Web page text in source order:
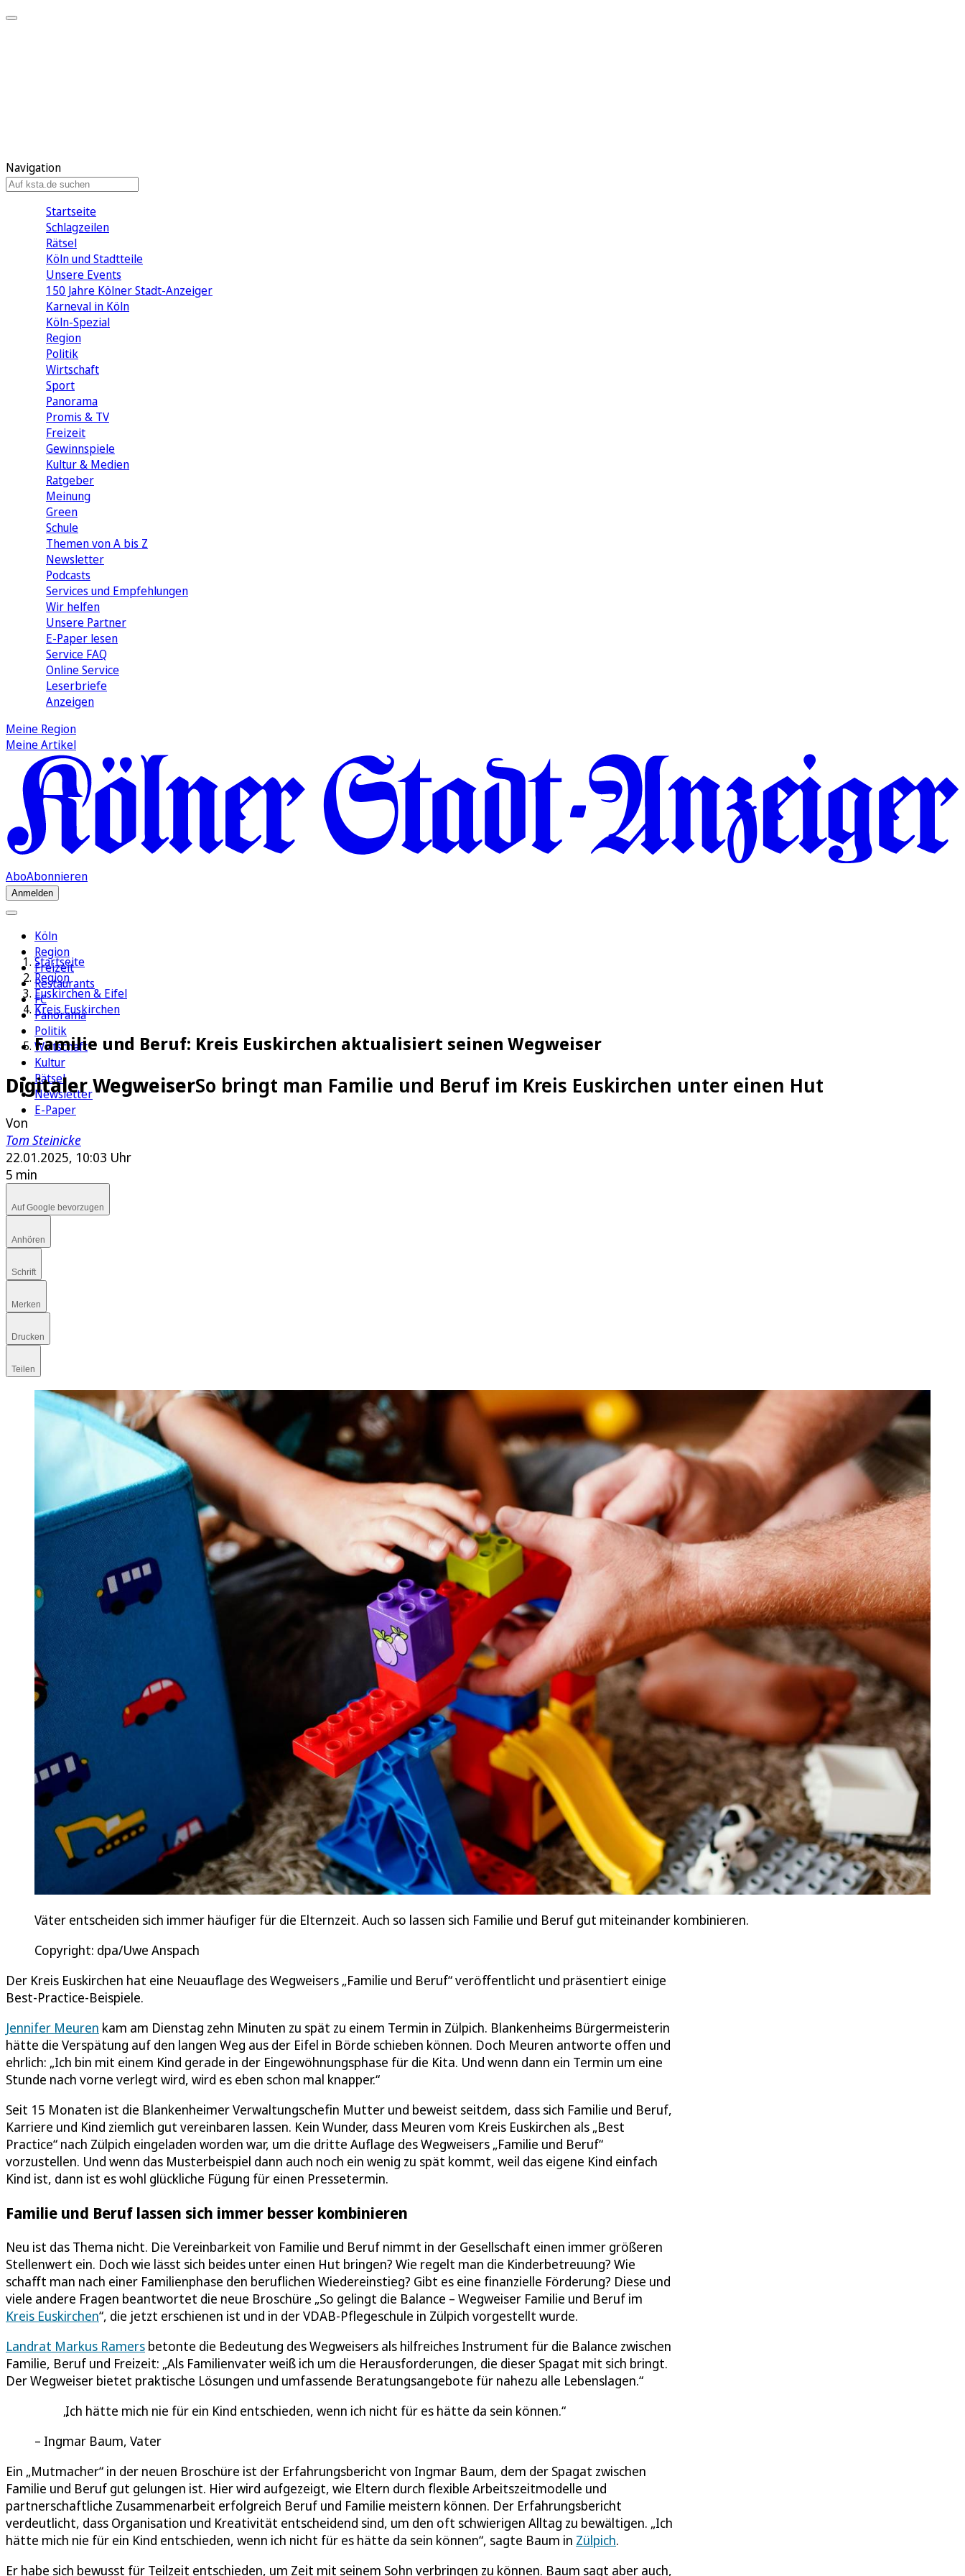
Navigation
Startseite
Schlagzeilen
Rätsel
Köln und Stadtteile
Unsere Events
150 Jahre Kölner Stadt-Anzeiger
Karneval in Köln
Köln-Spezial
Region
Politik
Wirtschaft
Sport
Panorama
Promis & TV
Freizeit
Gewinnspiele
Kultur & Medien
Ratgeber
Meinung
Green
Schule
Themen von A bis Z
Newsletter
Podcasts
Services und Empfehlungen
Wir helfen
Unsere Partner
E-Paper lesen
Service FAQ
Online Service
Leserbriefe
Anzeigen
Meine Region
Meine Artikel
AboAbonnieren
Anmelden
Köln
Region
Freizeit
Restaurants
FC
Panorama
Politik
Wirtschaft
Kultur
Rätsel
Newsletter
E-Paper
Startseite
Region
Euskirchen & Eifel
Kreis Euskirchen
Familie und Beruf: Kreis Euskirchen aktualisiert seinen Wegweiser
Digitaler WegweiserSo bringt man Familie und Beruf im Kreis Euskirchen unter einen Hut
Von
Tom Steinicke
22.01.2025, 10:03 Uhr
5 min
Auf Google bevorzugen
Anhören
Schrift
Merken
Drucken
Teilen
Väter entscheiden sich immer häufiger für die Elternzeit. Auch so lassen sich Familie und Beruf gut miteinander kombinieren.
Copyright: dpa/Uwe Anspach
Der Kreis Euskirchen hat eine Neuauflage des Wegweisers „Familie und Beruf“ veröffentlicht und präsentiert einige
Best-Practice-Beispiele.
Jennifer Meuren kam am Dienstag zehn Minuten zu spät zu einem Termin in Zülpich. Blankenheims Bürgermeisterin
hätte die Verspätung auf den langen Weg aus der Eifel in Börde schieben können. Doch Meuren antworte offen und
ehrlich: „Ich bin mit einem Kind gerade in der Eingewöhnungsphase für die Kita. Und wenn dann ein Termin um eine
Stunde nach vorne verlegt wird, wird es eben schon mal knapper.“
Seit 15 Monaten ist die Blankenheimer Verwaltungschefin Mutter und beweist seitdem, dass sich Familie und Beruf,
Karriere und Kind ziemlich gut vereinbaren lassen. Kein Wunder, dass Meuren vom Kreis Euskirchen als „Best
Practice“ nach Zülpich eingeladen worden war, um die dritte Auflage des Wegweisers „Familie und Beruf“
vorzustellen. Und wenn das Musterbeispiel dann auch noch ein wenig zu spät kommt, weil das eigene Kind einfach
Kind ist, dann ist es wohl glückliche Fügung für einen Pressetermin.
Familie und Beruf lassen sich immer besser kombinieren
Neu ist das Thema nicht. Die Vereinbarkeit von Familie und Beruf nimmt in der Gesellschaft einen immer größeren
Stellenwert ein. Doch wie lässt sich beides unter einen Hut bringen? Wie regelt man die Kinderbetreuung? Wie
schafft man nach einer Familienphase den beruflichen Wiedereinstieg? Gibt es eine finanzielle Förderung? Diese und
viele andere Fragen beantwortet die neue Broschüre „So gelingt die Balance – Wegweiser Familie und Beruf im
Kreis Euskirchen“, die jetzt erschienen ist und in der VDAB-Pflegeschule in Zülpich vorgestellt wurde.
Landrat Markus Ramers betonte die Bedeutung des Wegweisers als hilfreiches Instrument für die Balance zwischen
Familie, Beruf und Freizeit: „Als Familienvater weiß ich um die Herausforderungen, die dieser Spagat mit sich bringt.
Der Wegweiser bietet praktische Lösungen und umfassende Beratungsangebote für nahezu alle Lebenslagen.“
Ich hätte mich nie für ein Kind entschieden, wenn ich nicht für es hätte da sein können.
Ingmar Baum, Vater
Ein „Mutmacher“ in der neuen Broschüre ist der Erfahrungsbericht von Ingmar Baum, dem der Spagat zwischen
Familie und Beruf gut gelungen ist. Hier wird aufgezeigt, wie Eltern durch flexible Arbeitszeitmodelle und
partnerschaftliche Zusammenarbeit erfolgreich Beruf und Familie meistern können. Der Erfahrungsbericht
verdeutlicht, dass Organisation und Kreativität entscheidend sind, um den oft schwierigen Alltag zu bewältigen. „Ich
hätte mich nie für ein Kind entschieden, wenn ich nicht für es hätte da sein können“, sagte Baum in Zülpich.
Er habe sich bewusst für Teilzeit entschieden, um Zeit mit seinem Sohn verbringen zu können. Baum sagt aber auch,